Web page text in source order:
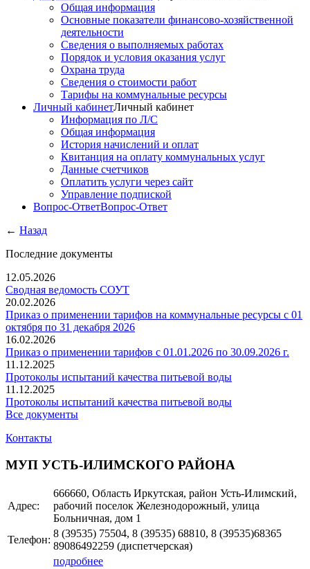
Общая информация
Основные показатели финансово-хозяйственной
деятельности
Сведения о выполняемых работах
Порядок и условия оказания услуг
Охрана труда
Сведения о стоимости работ
Тарифы на коммунальные ресурсы
Личный кабинетЛичный кабинет
Информация по Л/С
Общая информация
История начислений и оплат
Квитанция на оплату коммунальных услуг
Данные счетчиков
Оплатить услуги через сайт
Управление подпиской
Вопрос-ОтветВопрос-Ответ
← Назад
Последние документы
12.05.2026
Сводная ведомость СОУТ
20.02.2026
Приказ о применении тарифов на коммунальные ресурсы с 01
октября по 31 декабря 2026
16.02.2026
Приказ о применении тарифов с 01.01.2026 по 30.09.2026 г.
11.12.2025
Протоколы испытаний качества питьевой воды
11.12.2025
Протоколы испытаний качества питьевой воды
Все документы
Контакты
МУП УСТЬ-ИЛИМСКОГО РАЙОНА
Адрес:
666660, Область Иркутская, район Усть-Илимский,
рабочий поселок Железнодорожный, улица
Больничная, дом 1
Телефон:
8 (39535) 75504, 8 (39535) 68810, 8 (39535)68365
89086492259 (диспетчерская)
подробнее